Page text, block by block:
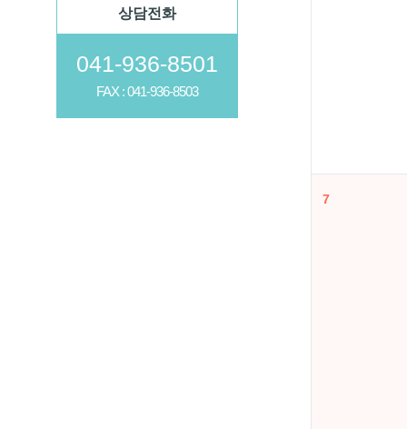
상담전화
041-936-8501
FAX : 041-936-8503
7